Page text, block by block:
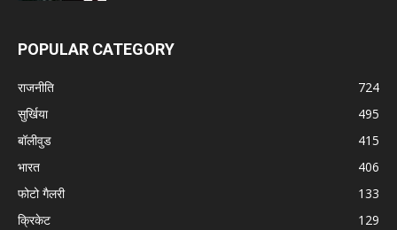
POPULAR CATEGORY
राजनीति
724
सुर्खिया
495
बॉलीवुड
415
भारत
406
फोटो गैलरी
133
क्रिकेट
129